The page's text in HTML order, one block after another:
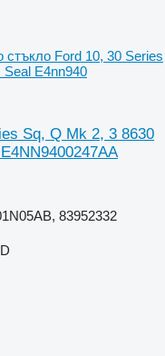
стъкло Ford 10, 30 Series
E4nn940
Sq, Q Mk 2, 3 8630
83952332